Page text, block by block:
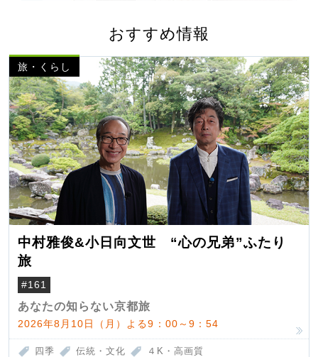
おすすめ情報
旅・くらし
中村雅俊&小日向文世 “心の兄弟”ふたり
旅
#161
あなたの知らない京都旅
2026年8月10日（月）よる9：00～9：54
四季 伝統・文化 ４K・高画質